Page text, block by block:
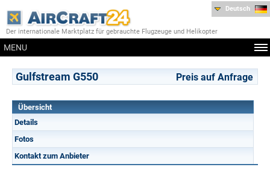
Der internationale Marktplatz für gebrauchte Flugzeuge und Helikopter
MENU
Deutsch
Gulfstream G550 Preis auf Anfrage
Übersicht
Details
Fotos
Kontakt zum Anbieter